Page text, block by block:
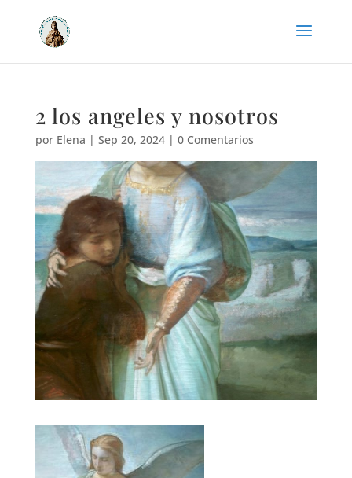
2 los angeles y nosotros
por Elena | Sep 20, 2024| 0 Comentarios